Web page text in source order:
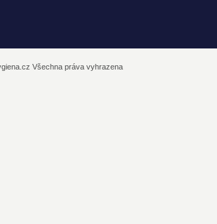
Všechna práva vyhrazena